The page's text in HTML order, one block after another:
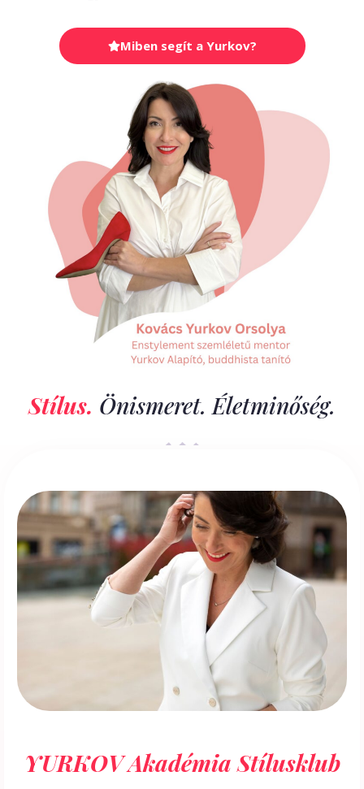
Miben segít a Yurkov?
Stílus. Önismeret. Életminőség.
YURKOV Akadémia Stílusklub